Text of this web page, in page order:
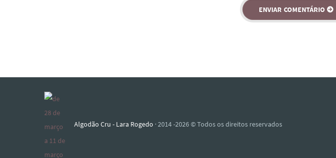
Algodão Cru - Lara Rogedo · 2014 -2026 © Todos os direitos reservados